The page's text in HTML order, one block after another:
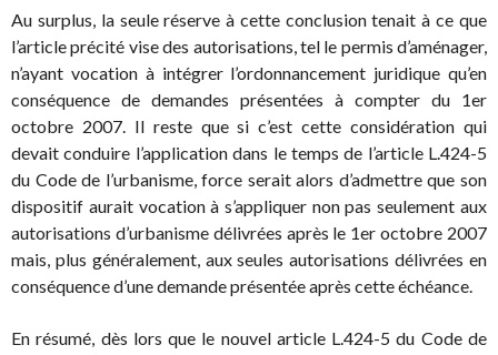
Au surplus, la seule réserve à cette conclusion tenait à ce que
l’article précité vise des autorisations, tel le permis d’aménager,
n’ayant vocation à intégrer l’ordonnancement juridique qu’en
conséquence de demandes présentées à compter du 1er
octobre 2007. Il reste que si c’est cette considération qui
devait conduire l’application dans le temps de l’article L.424-5
du Code de l’urbanisme, force serait alors d’admettre que son
dispositif aurait vocation à s’appliquer non pas seulement aux
autorisations d’urbanisme délivrées après le 1er octobre 2007
mais, plus généralement, aux seules autorisations délivrées en
conséquence d’une demande présentée après cette échéance.
En résumé, dès lors que le nouvel article L.424-5 du Code de